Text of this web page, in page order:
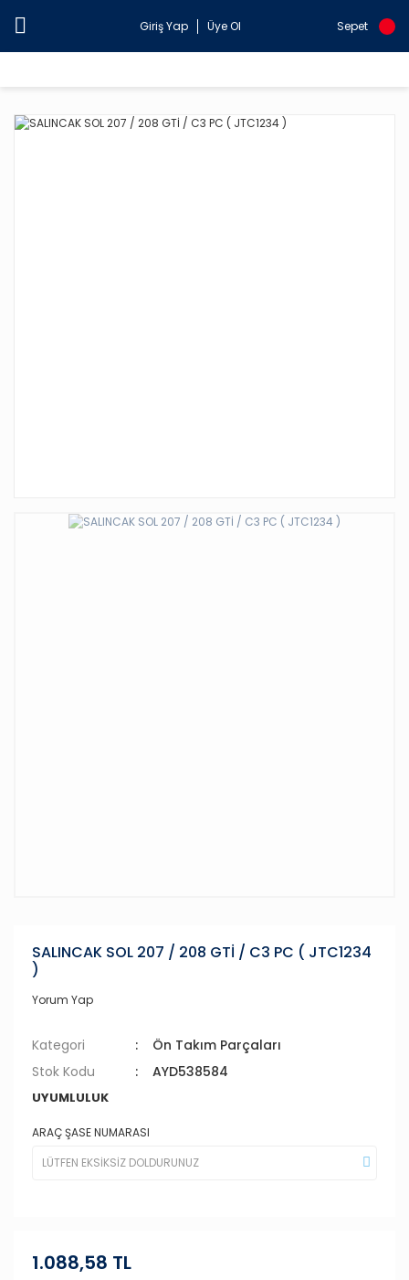
Giriş Yap Üye Ol Sepet
SALINCAK SOL 207 / 208 GTİ / C3 PC ( JTC1234
)
Yorum Yap
Kategori
Ön Takım Parçaları
Stok Kodu
AYD538584
UYUMLULUK
ARAÇ ŞASE NUMARASI
1.088,58 TL